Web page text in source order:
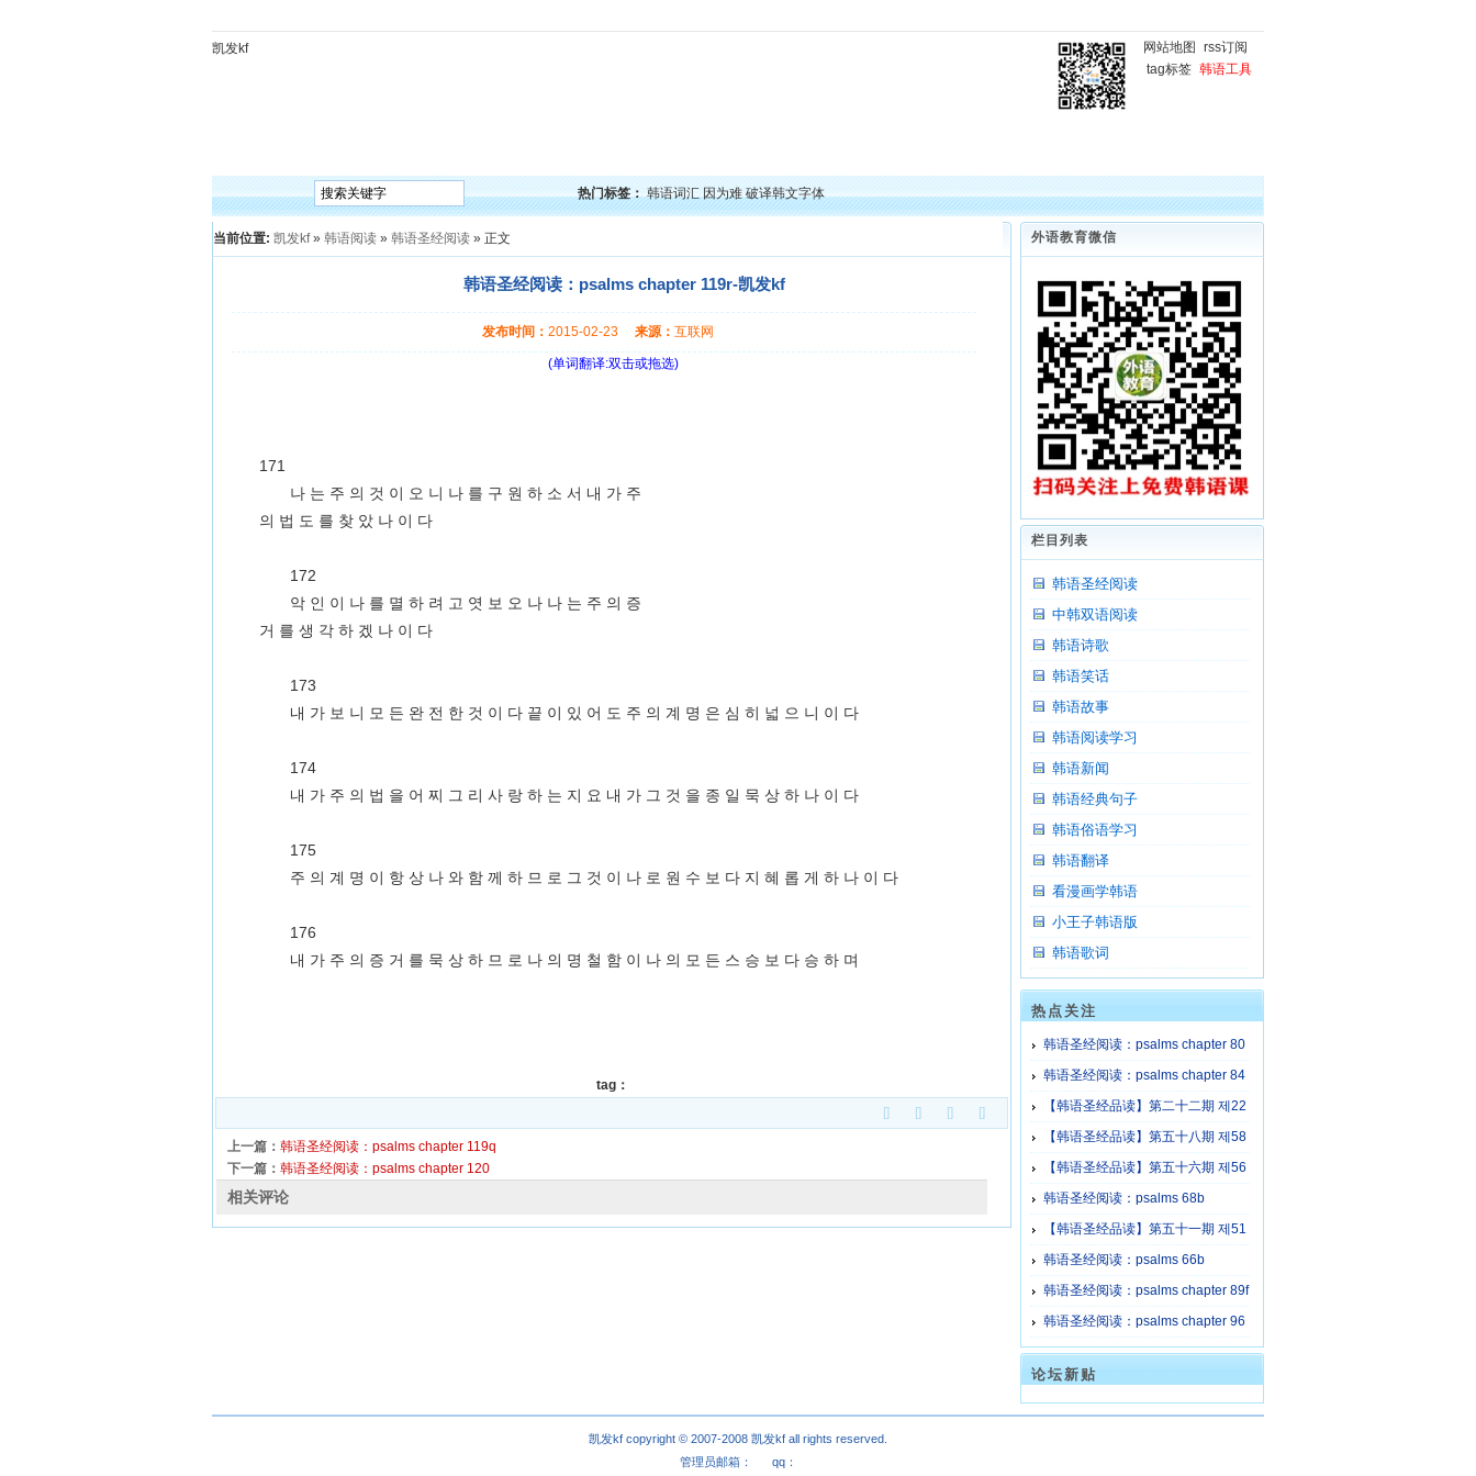
凯发kf 网站地图
rss订阅
tag标签 韩语工具
热门标签： 韩语词汇 因为难 破译韩文字体
当前位置: 凯发kf» 韩语阅读 » 韩语圣经阅读 » 正文
韩语圣经阅读：psalms chapter 119r-凯发kf
发布时间： 2015-02-23 来源： 互联网
(单词翻译:双击或拖选)
171
나 는 주 의 것 이 오 니 나 를 구 원 하 소 서 내 가 주
의 법 도 를 찾 았 나 이 다
172
악 인 이 나 를 멸 하 려 고 엿 보 오 나 나 는 주 의 증
거 를 생 각 하 겠 나 이 다
173
내 가 보 니 모 든 완 전 한 것 이 다 끝 이 있 어 도 주 의 계 명 은 심 히 넓 으 니 이 다
174
내 가 주 의 법 을 어 찌 그 리 사 랑 하 는 지 요 내 가 그 것 을 종 일 묵 상 하 나 이 다
175
주 의 계 명 이 항 상 나 와 함 께 하 므 로 그 것 이 나 로 원 수 보 다 지 혜 롭 게 하 나 이 다
176
내 가 주 의 증 거 를 묵 상 하 므 로 나 의 명 철 함 이 나 의 모 든 스 승 보 다 승 하 며
tag：
[]
[] [] []
上一篇： 韩语圣经阅读：psalms chapter 119q
下一篇： 韩语圣经阅读：psalms chapter 120
相关评论
外语教育微信
栏目列表
韩语圣经阅读
中韩双语阅读
韩语诗歌
韩语笑话
韩语故事
韩语阅读学习
韩语新闻
韩语经典句子
韩语俗语学习
韩语翻译
看漫画学韩语
小王子韩语版
韩语歌词
热点关注
韩语圣经阅读：psalms chapter 80
b 韩语圣经阅读：psalms chapter 84
a
【韩语圣经品读】第二十二期 제22
회
【韩语圣经品读】第五十八期 제58
회
【韩语圣经品读】第五十六期 제56
회 韩语圣经阅读：psalms 68b
【韩语圣经品读】第五十一期 제51
회 韩语圣经阅读：psalms 66b
韩语圣经阅读：psalms chapter 89f
韩语圣经阅读：psalms chapter 96
a
论坛新贴
凯发kf copyright © 2007-2008 凯发kf all rights reserved.
管理员邮箱： qq：